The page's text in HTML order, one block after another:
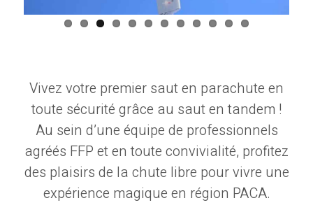
Vivez votre premier saut en parachute en
toute sécurité grâce au saut en tandem !
Au sein d’une équipe de professionnels
agréés FFP et en toute convivialité, profitez
des plaisirs de la chute libre pour vivre une
expérience magique en région PACA.